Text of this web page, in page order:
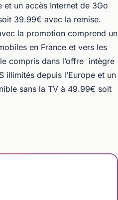
et un accès Internet de 3Go
39.99€ avec la remise.
la promotion comprend un
en France et vers les
compris dans l’offre intègre
illimités depuis l’Europe et un
sans la TV à 49.99€ soit